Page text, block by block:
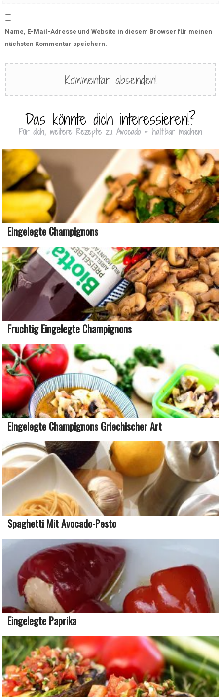
Name, E-Mail-Adresse und Website in diesem Browser für meinen
nächsten Kommentar speichern.
Das könnte dich interessieren!?
Für dich, weitere Rezepte zu Avocado & haltbar machen
Eingelegte Champignons
Fruchtig Eingelegte Champignons
Eingelegte Champignons Griechischer Art
Spaghetti Mit Avocado-Pesto
Eingelegte Paprika